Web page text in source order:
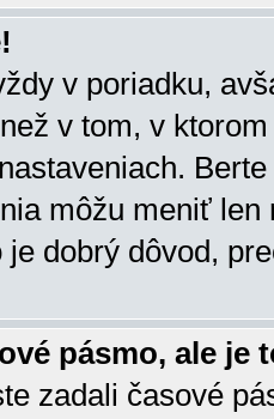
v poriadku,
v tom, v
môžu meniť
je dobrý dôvod,
pásmo, ale je
zadali časové